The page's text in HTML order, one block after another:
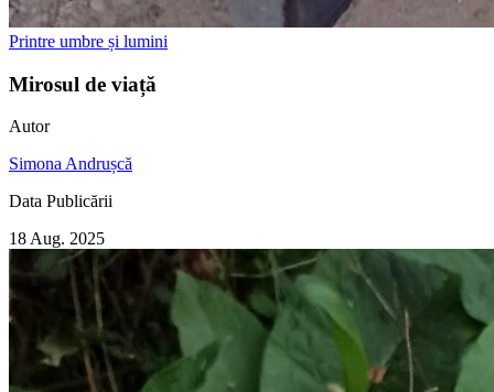
Printre umbre și lumini
Mirosul de viață
Autor
Simona Andrușcă
Data Publicării
18 Aug. 2025